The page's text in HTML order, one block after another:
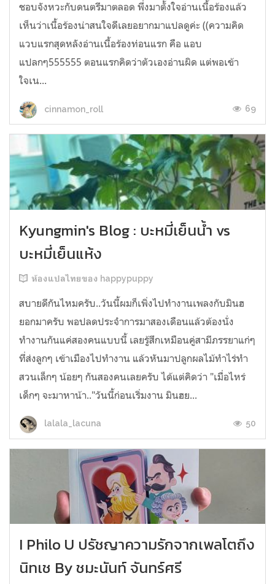
ชอบจังหวะกับดนตรีมาตลอด พึ่งมาตั้งใจอ่านเนื้อร้องแล้ว
เห็นว่าเนื้อร้องน่าสนใจดีเลยอยากมาแปลดูค่ะ ((ความคิด
แวบแรกสุดหลังอ่านเนื้อร้องท่อนแรก คือ แอบ
แปลกๆ555555 ตอนแรกคิดว่าตัวเองอ่านผิด แต่พอเข้า
ใจเน...
cinnamon_roll 69
Kyungmin's Blog : บะหมี่เย็นน้ำ vs
บะหมี่เย็นแห้ง
ห้องแปลไทยของ happypuppy
สบายดีกันไหมครับ..วันนี้ผมก็เพิ่งไปทำงานเพลงกับมินฮ
ยอกมาครับ พอปลดประจำการมาสองเดือนแล้วต้องนั่ง
ทำงานกันแค่สองคนแบบนี้ เลยรู้สึกเหมือนคู่สามีภรรยาแก่ๆ
ที่ส่งลูกๆ เข้าเมืองไปทำงาน แล้วหันมาปลูกผลไม้ทำไร่ทำ
สวนเล็กๆ น้อยๆ กันสองคนเลยครับ ได้แต่คิดว่า "เมื่อไหร่
เด็กๆ จะมาหาน้า.."วันนี้ก่อนเริ่มงาน มินฮย...
lalala_lacuna 50
I Philo U ปรัชญาความรักจากเพลโตถึง
นิทเช By ชมะนันท์ จันทร์ศรี